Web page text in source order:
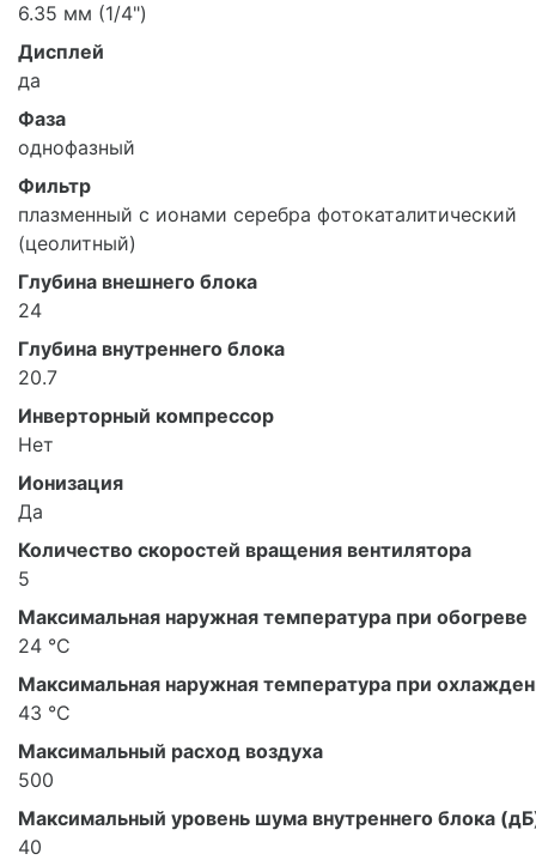
6.35 мм (1/4")
Дисплей
да
Фаза
однофазный
Фильтр
плазменный с ионами серебра фотокаталитический
(цеолитный)
Глубина внешнего блока
24
Глубина внутреннего блока
20.7
Инверторный компрессор
Нет
Ионизация
Да
Количество скоростей вращения вентилятора
5
Максимальная наружная температура при обогреве
24 °С
Максимальная наружная температура при
43 °С
Максимальный расход воздуха
500
Максимальный уровень шума внутреннего блока
40